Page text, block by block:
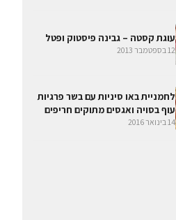
עוגת קסטה – גבינה פיסטוק ופטל
12 בספטמבר 2013
לחמניית באו סיניות עם בשר פרגיות
עוף בסויה ואגסים מתוקים חריפים
14 בינואר 2016